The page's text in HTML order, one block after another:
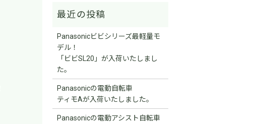
Panasonicビビシリーズ最軽量モ
デル！
「ビビSL20」が入荷いたしまし
た。
Panasonicの電動自転車
ティモAが入荷いたしました。
Panasonicの電動アシスト自転車